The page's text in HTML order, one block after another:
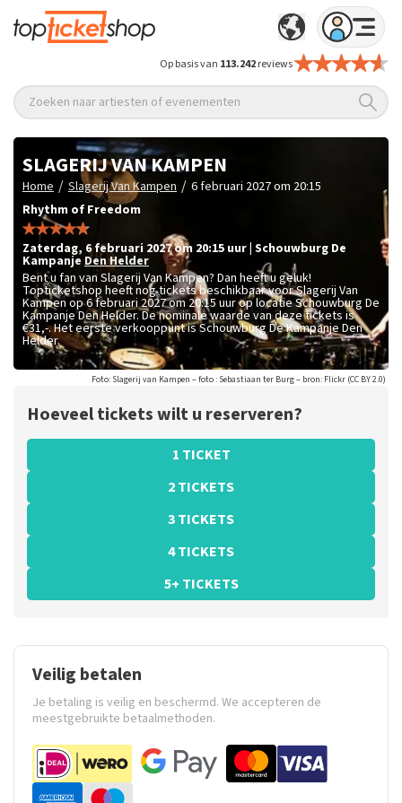
Op basis van 113.242reviews
Zoeken naar artiesten of evenementen
SLAGERIJ VAN KAMPEN
Home / Slagerij Van Kampen / 6 februari 2027 om 20:15
Rhythm of Freedom
zaterdag, 6 februari 2027 om 20:15 uur Schouwburg De
Kampanje Den Helder
Bent u fan van Slagerij Van Kampen? Dan heeft u geluk!
Topticketshop heeft nog tickets beschikbaar voor Slagerij Van
Kampen op 6 februari 2027 om 20:15 uur op locatie Schouwburg De
Kampanje Den Helder. De nominale waarde van deze tickets is
€31,-. Het eerste verkooppunt is Schouwburg De Kampanje Den
Helder.
Foto: Slagerij van Kampen – foto : Sebastiaan ter Burg – bron: Flickr (CC BY 2.0)
Hoeveel tickets wilt u reserveren?
1 TICKET
2 TICKETS
3 TICKETS
4 TICKETS
5+ TICKETS
Veilig betalen
Je betaling is veilig en beschermd. We accepteren de
meestgebruikte betaalmethoden.